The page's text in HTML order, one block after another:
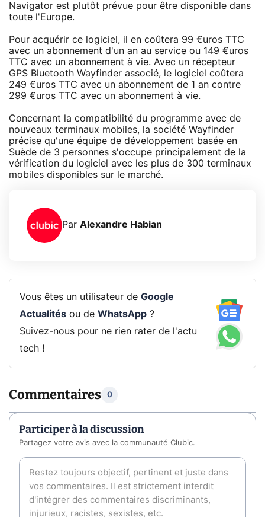
Navigator est plutôt prévue pour être disponible dans
toute l'Europe.
Pour acquérir ce logiciel, il en coûtera 99 €uros TTC
avec un abonnement d'un an au service ou 149 €uros
TTC avec un abonnement à vie. Avec un récepteur
GPS Bluetooth Wayfinder associé, le logiciel coûtera
249 €uros TTC avec un abonnement de 1 an contre
299 €uros TTC avec un abonnement à vie.
Concernant la compatibilité du programme avec de
nouveaux terminaux mobiles, la société Wayfinder
précise qu'une équipe de développement basée en
Suède de 3 personnes s'occupe principalement de la
vérification du logiciel avec les plus de 300 terminaux
mobiles disponibles sur le marché.
Par Alexandre Habian
Vous êtes un utilisateur de Google
Actualitésou de WhatsApp?
Suivez-nous pour ne rien rater de l'actu
tech !
Commentaires 0
Participer à la discussion
Partagez votre avis avec la communauté Clubic.